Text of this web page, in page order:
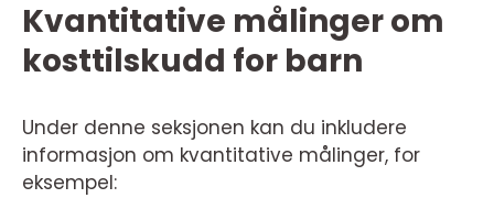
Kvantitative målinger om
kosttilskudd for barn
Under denne seksjonen kan du inkludere
informasjon om kvantitative målinger, for
eksempel: